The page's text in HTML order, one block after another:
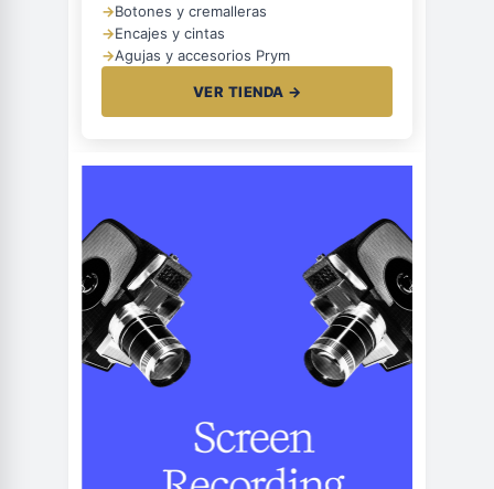
→Botones y cremalleras
→Encajes y cintas
→Agujas y accesorios Prym
VER TIENDA →